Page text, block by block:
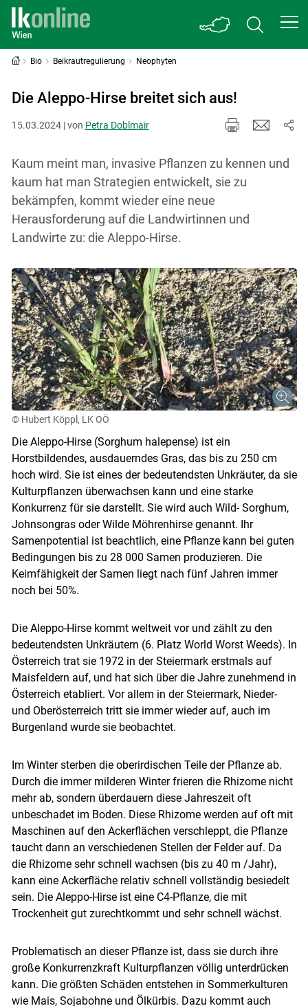
Bio Beikrautregulierung Neophyten
Die Aleppo-Hirse breitet sich aus!
15.03.2024 | von Petra Doblmair
Kaum meint man, invasive Pflanzen zu kennen und
kaum hat man Strategien entwickelt, sie zu
bekämpfen, kommt wieder eine neue
Herausforderung auf die Landwirtinnen und
Landwirte zu: die Aleppo-Hirse.
© Hubert Köppl, LK OÖ
Die Aleppo-Hirse (Sorghum halepense) ist ein
Horstbildendes, ausdauerndes Gras, das bis zu 250 cm
hoch wird. Sie ist eines der bedeutendsten Unkräuter, da sie
Kulturpflanzen überwachsen kann und eine starke
Konkurrenz für sie darstellt. Sie wird auch Wild- Sorghum,
Johnsongras oder Wilde Möhrenhirse genannt. Ihr
Samenpotential ist beachtlich, eine Pflanze kann bei guten
Bedingungen bis zu 28 000 Samen produzieren. Die
Keimfähigkeit der Samen liegt nach fünf Jahren immer
noch bei 50%.
Die Aleppo-Hirse kommt weltweit vor und zählt zu den
bedeutendsten Unkräutern (6. Platz World Worst Weeds). In
Österreich trat sie 1972 in der Steiermark erstmals auf
Maisfeldern auf, und hat sich über die Jahre zunehmend in
Österreich etabliert. Vor allem in der Steiermark, Nieder-
und Oberösterreich tritt sie immer wieder auf, auch im
Burgenland wurde sie beobachtet.
Im Winter sterben die oberirdischen Teile der Pflanze ab.
Durch die immer milderen Winter frieren die Rhizome nicht
mehr ab, sondern überdauern diese Jahreszeit oft
unbeschadet im Boden. Diese Rhizome werden auf oft mit
Maschinen auf den Ackerflächen verschleppt, die Pflanze
taucht dann an verschiedenen Stellen der Felder auf. Da
die Rhizome sehr schnell wachsen (bis zu 40 m /Jahr),
kann eine Ackerfläche relativ schnell vollständig besiedelt
sein. Die Aleppo-Hirse ist eine C4-Pflanze, die mit
Trockenheit gut zurechtkommt und sehr schnell wächst.
Problematisch an dieser Pflanze ist, dass sie durch ihre
große Konkurrenzkraft Kulturpflanzen völlig unterdrücken
kann. Die größten Schäden entstehen in Sommerkulturen
wie Mais, Sojabohne und Ölkürbis. Dazu kommt auch